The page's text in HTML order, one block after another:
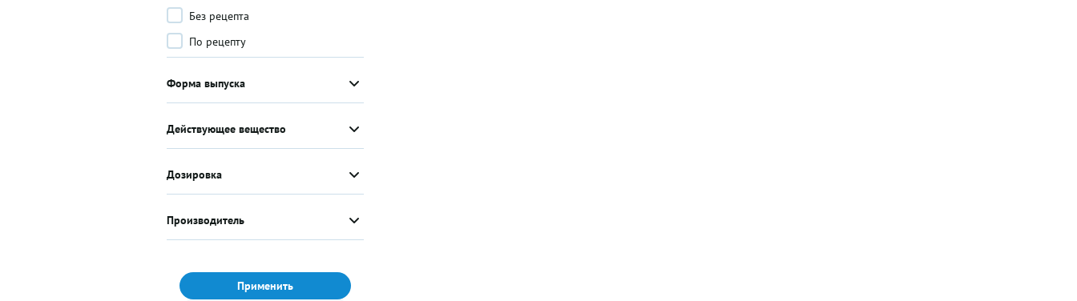
Без рецепта
По рецепту
Форма выпуска
Действующее вещество
Дозировка
Производитель
Применить